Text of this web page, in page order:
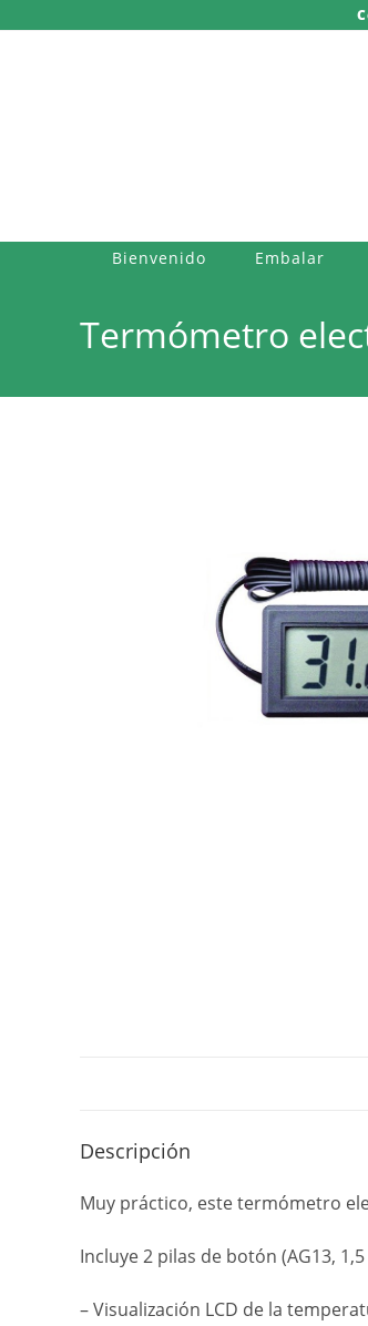
Bienvenido Embalar
Termómetro
Descripción
Muy práctico, este termómetro
Incluye 2 pilas de botón (AG13,
– Visualización LCD de la